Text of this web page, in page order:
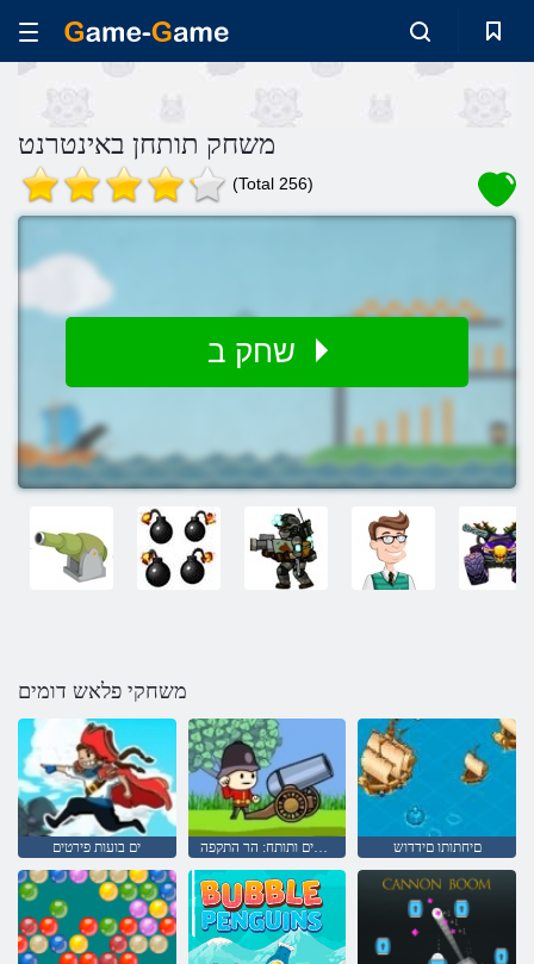
משחק תותחן באינטרנט
(Total 256)
משחקי פלאש דומים
ים בועות פירטים חיילים ותותח: הר התקפה םיחתותו םידדוש